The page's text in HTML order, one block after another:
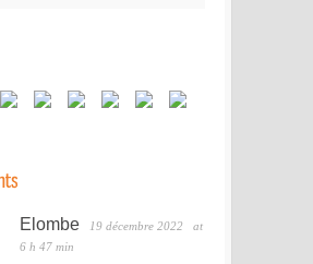
Elombe 19 décembre 2022
at
6 h 47 min